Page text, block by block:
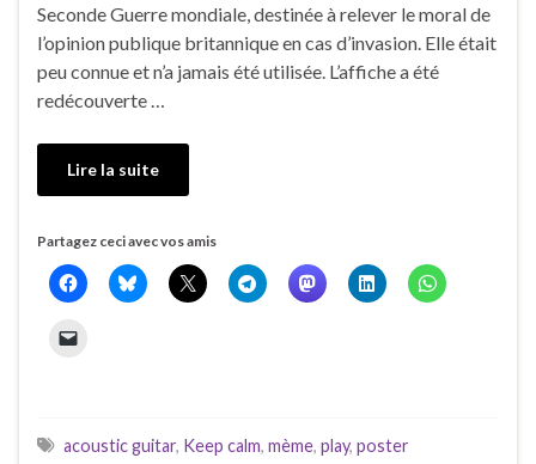
Seconde Guerre mondiale, destinée à relever le moral de
l’opinion publique britannique en cas d’invasion. Elle était
peu connue et n’a jamais été utilisée. L’affiche a été
redécouverte …
Lire la suite
Partagez ceci avec vos amis
acoustic guitar, Keep calm, mème, play, poster